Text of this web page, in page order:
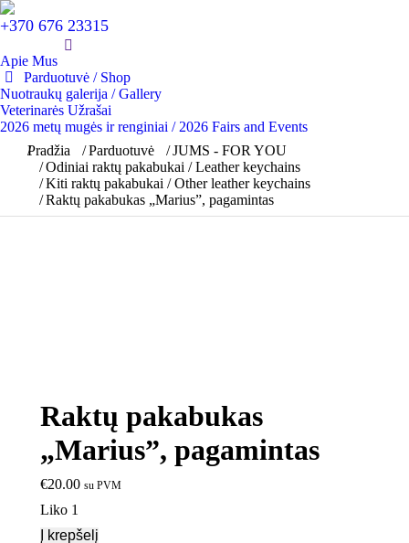
+370 676 23315
Apie Mus
Parduotuvė / Shop
Nuotraukų galerija / Gallery
Veterinarės Užrašai
2026 metų mugės ir renginiai / 2026 Fairs and Events
You are here:
Pradžia Parduotuvė
JUMS - FOR YOU
Odiniai raktų pakabukai / Leather keychains
Kiti raktų pakabukai / Other leather keychains
Raktų pakabukas „Marius”, pagamintas
Raktų pakabukas
„Marius”, pagamintas
€20.00 su PVM
Liko 1
Į krepšelį